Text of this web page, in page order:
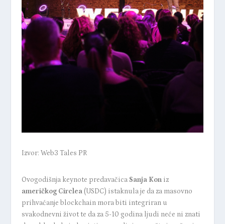
Izvor: Web3 Tales PR
Ovogodišnja keynote predavačicaSanja Koniz
američkog Circlea(USDC) istaknula je da za masovno
prihvaćanje blockchain mora biti integriran u
svakodnevni život te da za 5-10 godina ljudi neće ni znati